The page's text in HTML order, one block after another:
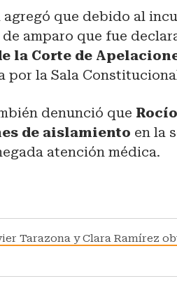
agregó que debido al
de amparo que fue
la Corte de
por la Sala
denunció que
de aislamiento en la
atención médica.
Tarazona y Clara Ramírez